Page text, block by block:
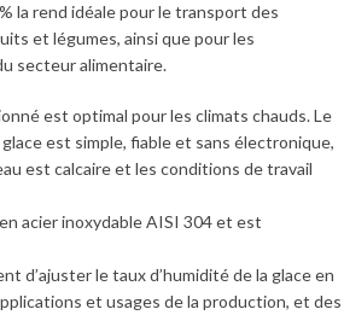
la rend idéale pour le transport des
et légumes, ainsi que pour les
secteur alimentaire.
est optimal pour les climats chauds. Le
est simple, fiable et sans électronique,
est calcaire et les conditions de travail
acier inoxydable AISI 304 et est
d’ajuster le taux d’humidité de la glace en
et usages de la production, et des